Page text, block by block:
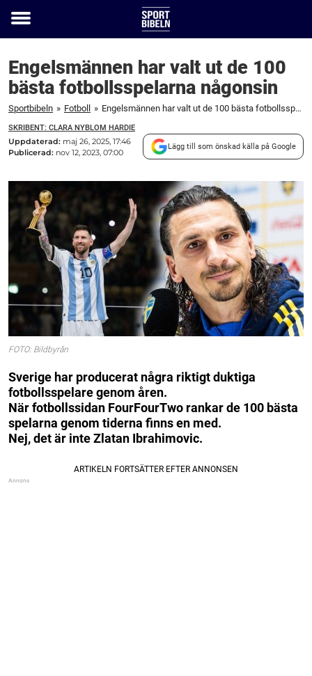
Toggle
Engelsmännen har valt ut de 100
bästa fotbollsspelarna någonsin
Sportbibeln » Fotboll » Engelsmännen har valt ut de 100 bästa fotbollsspelarna någonsin
SKRIBENT: CLARA NYBLOM HARDIE
Uppdaterad: maj 26, 2025, 17:46
Publicerad: nov 12, 2023, 07:00
Lägg till som önskad källa på Google
FOTO: Bildbyrån
Sverige har producerat några riktigt duktiga
fotbollsspelare genom åren.
När fotbollssidan FourFourTwo rankar de 100 bästa
spelarna genom tiderna finns en med.
Nej, det är inte Zlatan Ibrahimovic.